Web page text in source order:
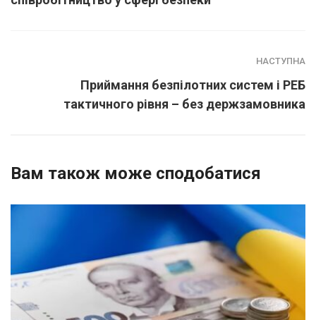
НАСТУПНА
Приймання безпілотних систем і РЕБ
тактичного рівня – без держзамовника
Вам також може сподобатися